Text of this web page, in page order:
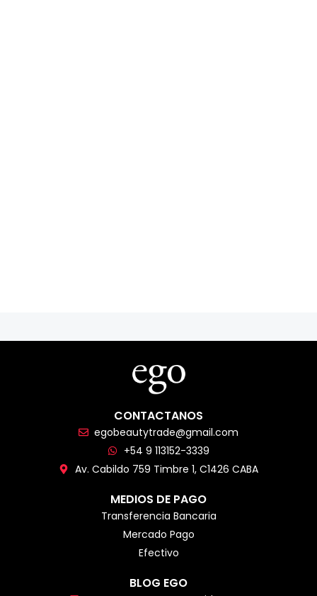
CONTACTANOS
egobeautytrade@gmail.com
+54 9 113152-3339
Av. Cabildo 759 Timbre 1, C1426 CABA
MEDIOS DE PAGO
Transferencia Bancaria
Mercado Pago
Efectivo
BLOG EGO